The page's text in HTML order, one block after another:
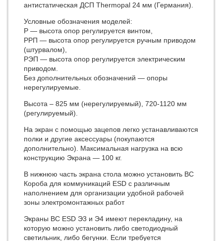
антистатическая ДСП Thermopal 24 мм (Германия).
Условные обозначения моделей:
Р — высота опор регулируется винтом,
РРП — высота опор регулируется ручным приводом
(штурвалом),
РЭП — высота опор регулируется электрическим
приводом.
Без дополнительных обозначений — опоры
нерегулируемые.
Высота – 825 мм (нерегулируемый), 720-1120 мм
(регулируемый).
На экран с помощью зацепов легко устанавливаются
полки и другие аксессуары (покупаются
дополнительно). Максимальная нагрузка на всю
конструкцию Экрана — 100 кг.
В нижнюю часть экрана стола можно установить ВС
Короба для коммуникаций ESD с различным
наполнением для организации удобной рабочей
зоны электромонтажных работ
Экраны ВС ESD Э3 и Э4 имеют перекладину, на
которую можно установить либо светодиодный
светильник, либо бегунки. Если требуется